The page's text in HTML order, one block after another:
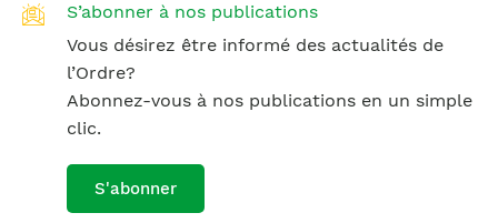
S’abonner à nos publications
Vous désirez être informé des actualités de
l’Ordre?
Abonnez-vous à nos publications en un simple
clic.
S'abonner